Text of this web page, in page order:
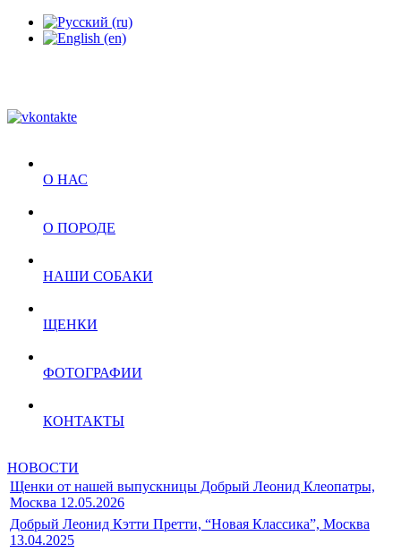
О НАС
О ПОРОДЕ
НАШИ СОБАКИ
ЩЕНКИ
ФОТОГРАФИИ
КОНТАКТЫ
НОВОСТИ
Щенки от нашей выпускницы Добрый Леонид Клеопатры,
Москва 12.05.2026
Добрый Леонид Кэтти Претти, “Новая Классика”, Москва
13.04.2025